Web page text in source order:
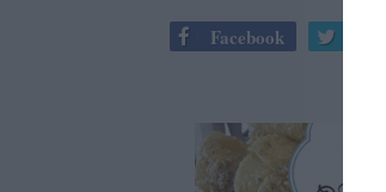
Facebook